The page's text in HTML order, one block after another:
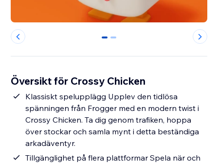
0 1
Översikt för Crossy Chicken
Klassiskt spelupplägg Upplev den tidlösa
spänningen från Frogger med en modern twist i
Crossy Chicken. Ta dig genom trafiken, hoppa
över stockar och samla mynt i detta beständiga
arkadäventyr.
Tillgänglighet på flera plattformar Spela när och